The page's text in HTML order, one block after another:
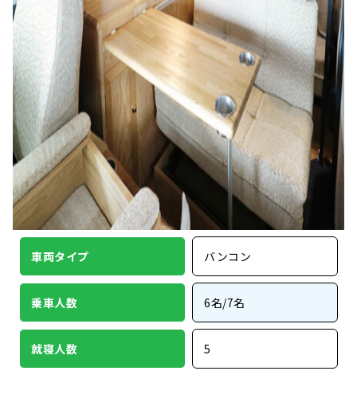
車両タイプ バンコン
乗車人数 6名/7名
就寝人数 5